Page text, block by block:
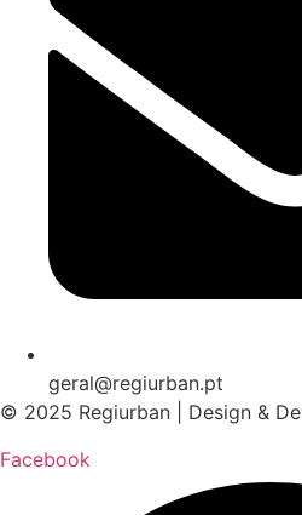
geral@regiurban.pt
© 2025 Regiurban | Design &
Facebook